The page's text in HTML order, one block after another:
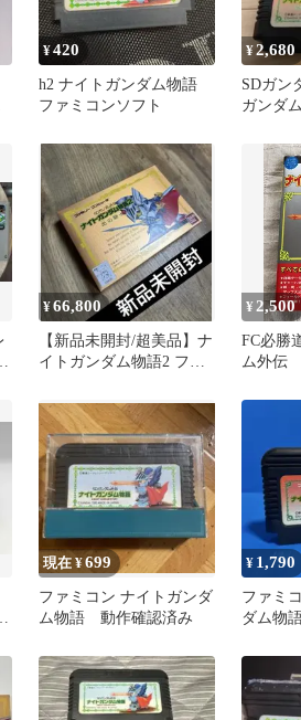
¥420
h2 ナイトガンダム物語
ファミコンソフト
¥2,680
SDガン
ガンダ
¥66,800
【新品未開封/超美品】ナ
イトガンダム物語2 ファ
¥ 2,500
FC必勝
ム外伝
引有り
現在 ¥699
ファミコン ナイトガンダ
ム物語 動作確認済み
¥ 1,790
ファミ
ダム物